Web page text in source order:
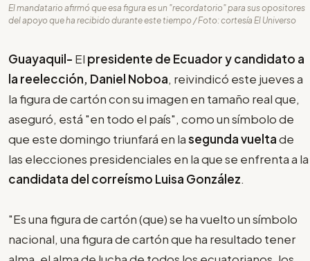
El mandatario afirmó que esa figura es un "recordatorio" para sus opositores
del apoyo que ha recibido durante este tiempo / Foto: cortesía El Universo
Guayaquil- El presidente de Ecuador y candidato a
la reelección, Daniel Noboa, reivindicó este jueves a
la figura de cartón con su imagen en tamaño real que,
aseguró, está "en todo el país", como un símbolo de
que este domingo triunfará en lasegunda vueltade
las elecciones presidenciales en la que se enfrenta a la
candidata del correísmo Luisa González.
"Es una figura de cartón (que) se ha vuelto un símbolo
nacional, una figura de cartón que ha resultado tener